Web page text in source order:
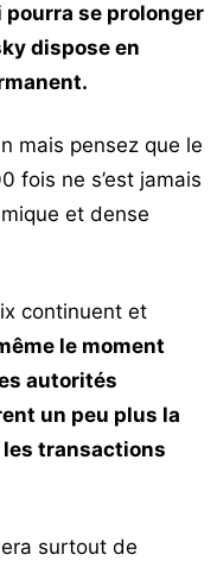
se prolonger
dispose en
mais pensez que le
fois ne s’est jamais
et dense
continuent et
le moment
autorités
un peu plus la
transactions
surtout de